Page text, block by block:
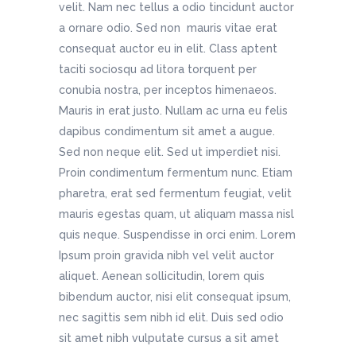
velit. Nam nec tellus a odio tincidunt auctor
a ornare odio. Sed non mauris vitae erat
consequat auctor eu in elit. Class aptent
taciti sociosqu ad litora torquent per
conubia nostra, per inceptos himenaeos.
Mauris in erat justo. Nullam ac urna eu felis
dapibus condimentum sit amet a augue.
Sed non neque elit. Sed ut imperdiet nisi.
Proin condimentum fermentum nunc. Etiam
pharetra, erat sed fermentum feugiat, velit
mauris egestas quam, ut aliquam massa nisl
quis neque. Suspendisse in orci enim. Lorem
Ipsum proin gravida nibh vel velit auctor
aliquet. Aenean sollicitudin, lorem quis
bibendum auctor, nisi elit consequat ipsum,
nec sagittis sem nibh id elit. Duis sed odio
sit amet nibh vulputate cursus a sit amet